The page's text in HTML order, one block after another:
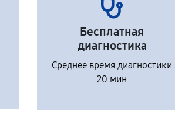
Бесплатная
диагностика
Среднее время диагностики
20 мин